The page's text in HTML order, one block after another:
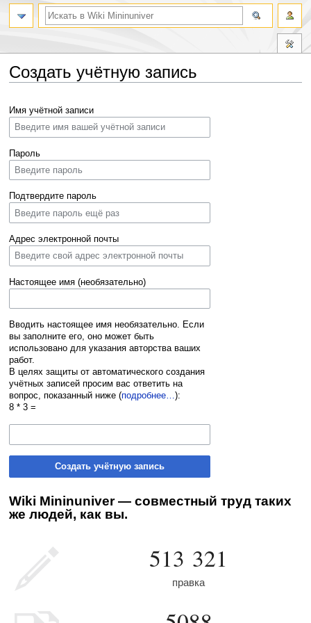
Создать учётную запись
к
навигации
к
поиску
Имя учётной записи
Пароль
Подтвердите пароль
Адрес электронной почты
Настоящее имя (необязательно)
Вводить настоящее имя необязательно. Если
вы заполните его, оно может быть
использовано для указания авторства ваших
работ.
В целях защиты от автоматического создания
учётных записей просим вас ответить на
вопрос, показанный ниже (подробнее…):
8 * 3 =
Создать учётную запись
Wiki Mininuniver — совместный труд таких
же людей, как вы.
513 321
правка